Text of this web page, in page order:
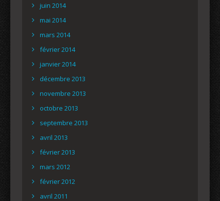
juin 2014
mai 2014
mars 2014
février 2014
janvier 2014
décembre 2013
novembre 2013
octobre 2013
septembre 2013
avril 2013
février 2013
mars 2012
février 2012
avril 2011